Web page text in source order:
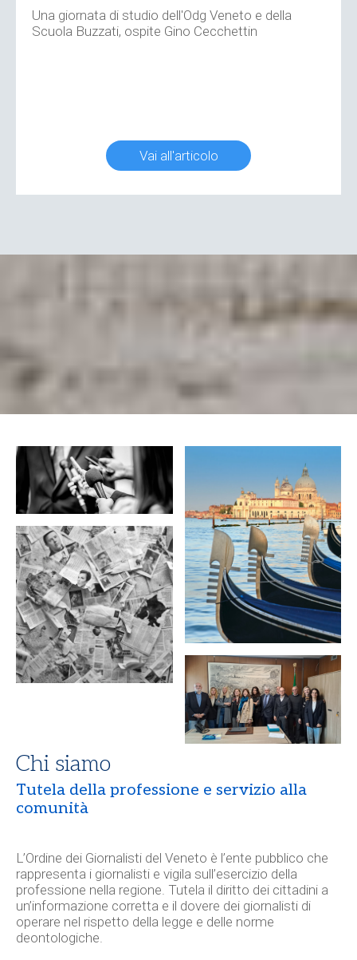
Una giornata di studio dell'Odg Veneto e della
Scuola Buzzati, ospite Gino Cecchettin
Vai all'articolo
Chi siamo
Tutela della professione e servizio alla
comunità
L’Ordine dei Giornalisti del Veneto è l’ente pubblico che
rappresenta i giornalisti e vigila sull’esercizio della
professione nella regione. Tutela il diritto dei cittadini a
un’informazione corretta e il dovere dei giornalisti di
operare nel rispetto della legge e delle norme
deontologiche.